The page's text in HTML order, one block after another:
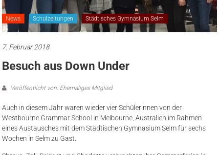
News Schulzeitungen Städtisches Gymnasium Selm
7. Februar 2018
Besuch aus Down Under
Veröffentlicht von: Ehemaliges Mitglied
Auch in diesem Jahr waren wieder vier Schülerinnen von der
Westbourne Grammar School in Melbourne, Australien im Rahmen
eines Austausches mit dem Städtischen Gymnasium Selm für sechs
Wochen in Selm zu Gast.